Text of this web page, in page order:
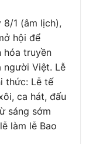
8/1 (âm lịch),
hội để
hóa truyền
người Việt. Lễ
thức: Lễ tế
ca hát, đấu
sáng sớm
làm lễ Bao